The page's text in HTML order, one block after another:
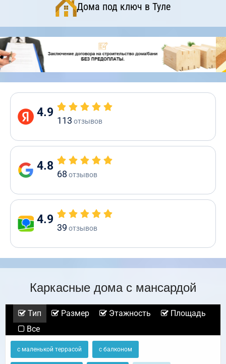
Дома под ключ в Туле
4.9
113 отзывов
4.8
68 отзывов
4.9
39 отзывов
Каркасные дома с мансардой
Тип Размер Этажность
Площадь
Все
с маленькой террасой с балконом